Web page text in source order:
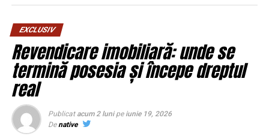
foarte murdare, cu noroi intarit, caz in care touchless nu
poate face totul. Pentru o spalatorie medie, combinatia
intre touchless si un program cu perii pentru cazurile
extreme da cel mai bun echilibru intre cost si calitate.
Ce trebuie sa contina o spuma
pentru touchless
Spuma pentru touchless trebuie sa aiba trei calitati
EXCLUSIV
Revendicare imobiliară: unde se
termină posesia și începe dreptul
real
Publicat acum 2 luni pe iunie 19, 2026
De native